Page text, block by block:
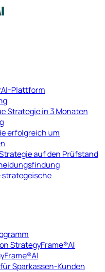
Plattform
Strategie in 3 Monaten
erfolgreich um
auf den Prüfstand
strategeische
StrategyFrame®AI
Sparkassen-Kunden